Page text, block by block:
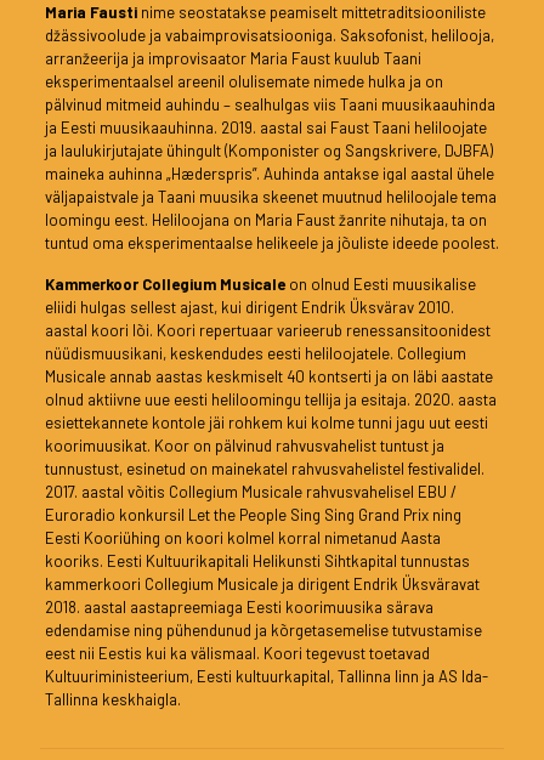
Maria Faustinime seostatakse peamiselt mittetraditsiooniliste
džässivoolude ja vabaimprovisatsiooniga. Saksofonist, helilooja,
arranžeerija ja improvisaator Maria Faust kuulub Taani
eksperimentaalsel areenil olulisemate nimede hulka ja on
pälvinud mitmeid auhindu – sealhulgas viis Taani muusikaauhinda
ja Eesti muusikaauhinna. 2019. aastal sai Faust Taani heliloojate
ja laulukirjutajate ühingult (Komponister og Sangskrivere, DJBFA)
maineka auhinna „Hæderspris”. Auhinda antakse igal aastal ühele
väljapaistvale ja Taani muusika skeenet muutnud heliloojale tema
loomingu eest. Heliloojana on Maria Faust žanrite nihutaja, ta on
tuntud oma eksperimentaalse helikeele ja jõuliste ideede poolest.
Kammerkoor Collegium Musicaleon olnud Eesti muusikalise
eliidi hulgas sellest ajast, kui dirigent Endrik Üksvärav 2010.
aastal koori lõi. Koori repertuaar varieerub renessansitoonidest
nüüdismuusikani, keskendudes eesti heliloojatele. Collegium
Musicale annab aastas keskmiselt 40 kontserti ja on läbi aastate
olnud aktiivne uue eesti heliloomingu tellija ja esitaja. 2020. aasta
esiettekannete kontole jäi rohkem kui kolme tunni jagu uut eesti
koorimuusikat. Koor on pälvinud rahvusvahelist tuntust ja
tunnustust, esinetud on mainekatel rahvusvahelistel festivalidel.
2017. aastal võitis Collegium Musicale rahvusvahelisel EBU /
Euroradio konkursil Let the People Sing Sing Grand Prix ning
Eesti Kooriühing on koori kolmel korral nimetanud Aasta
kooriks. Eesti Kultuurikapitali Helikunsti Sihtkapital tunnustas
kammerkoori Collegium Musicale ja dirigent Endrik Üksväravat
2018. aastal aastapreemiaga Eesti koorimuusika särava
edendamise ning pühendunud ja kõrgetasemelise tutvustamise
eest nii Eestis kui ka välismaal. Koori tegevust toetavad
Kultuuriministeerium, Eesti kultuurkapital, Tallinna linn ja AS Ida-
Tallinna keskhaigla.